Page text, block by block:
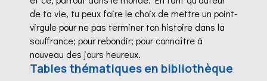
de ta vie, tu peux faire le choix de mettre un point-
virgule pour ne pas terminer ton histoire dans la
souffrance; pour rebondir; pour connaître à
nouveau des jours heureux.
Tables thématiques en bibliothèque